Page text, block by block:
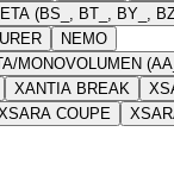
(BS_, BT_, BY_,
NEMO
MONOVOLUMEN
XANTIA BREAK
COUPE